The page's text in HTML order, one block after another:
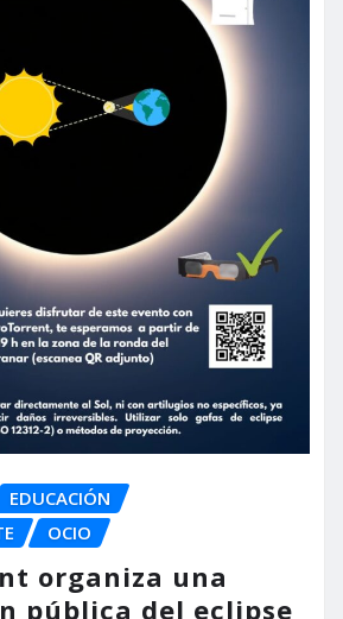
EDUCACIÓN
OCIO
organiza una
pública del eclipse